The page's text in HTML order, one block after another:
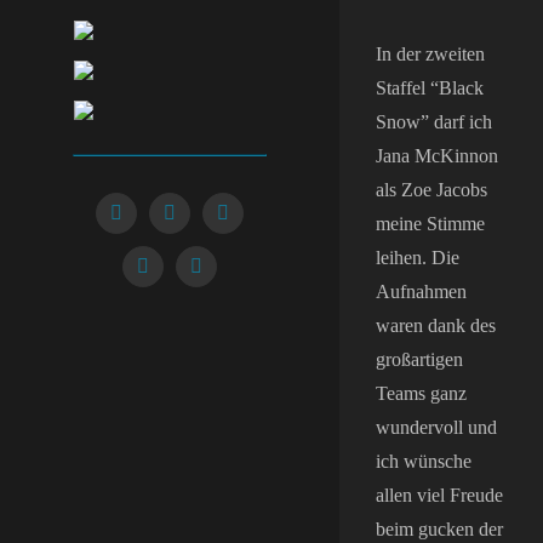
In der zweiten
Staffel “Black
Snow” darf ich
Jana McKinnon
als Zoe Jacobs
meine Stimme
leihen. Die
Aufnahmen
waren dank des
großartigen
Teams ganz
wundervoll und
ich wünsche
allen viel Freude
beim gucken der